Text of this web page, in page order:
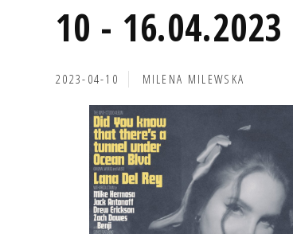
10 - 16.04.2023
2023-04-10 MILENA MILEWSKA